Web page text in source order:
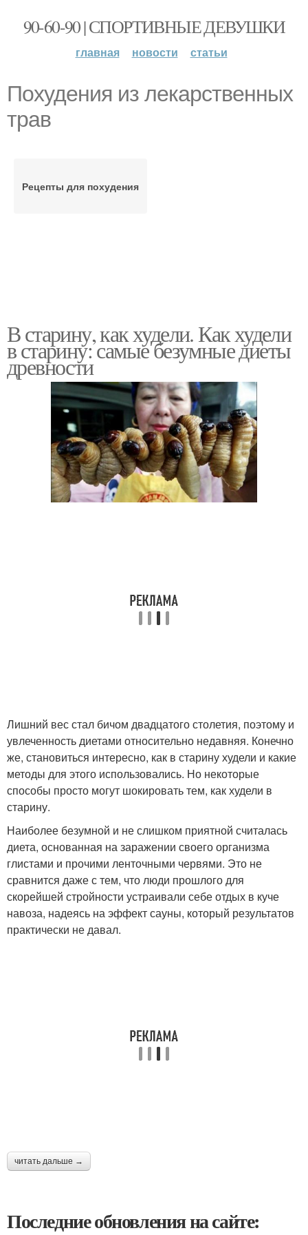
90-60-90 | СПОРТИВНЫЕ ДЕВУШКИ
главная новости статьи
Похудения из лекарственных
трав
Рецепты для похудения
В старину, как худели. Как худели
в старину: самые безумные диеты
древности
Лишний вес стал бичом двадцатого столетия, поэтому и
увлеченность диетами относительно недавняя. Конечно
же, становиться интересно, как в старину худели и какие
методы для этого использовались. Но некоторые
способы просто могут шокировать тем, как худели в
старину.
Наиболее безумной и не слишком приятной считалась
диета, основанная на заражении своего организма
глистами и прочими ленточными червями. Это не
сравнится даже с тем, что люди прошлого для
скорейшей стройности устраивали себе отдых в куче
навоза, надеясь на эффект сауны, который результатов
практически не давал.
читать дальше →
Последние обновления на сайте: